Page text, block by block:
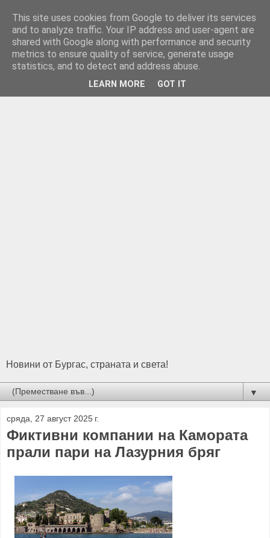
Новини от Бургас, страната и света!
▼
сряда, 27 август 2025 г.
Фиктивни компании на Камората
прали пари на Лазурния бряг
This site uses cookies from Google to deliver its services
and to analyze traffic. Your IP address and user-agent are
shared with Google along with performance and security
metrics to ensure quality of service, generate usage
statistics, and to detect and address abuse.
LEARN MORE GOT IT